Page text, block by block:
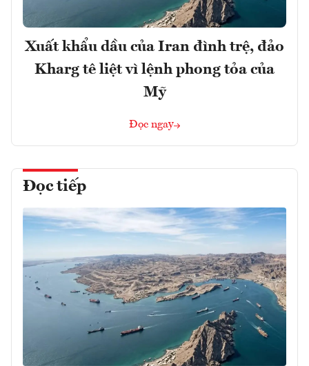
Xuất khẩu dầu của Iran đình trệ, đảo
Kharg tê liệt vì lệnh phong tỏa của
Mỹ
Đọc ngay
Đọc tiếp